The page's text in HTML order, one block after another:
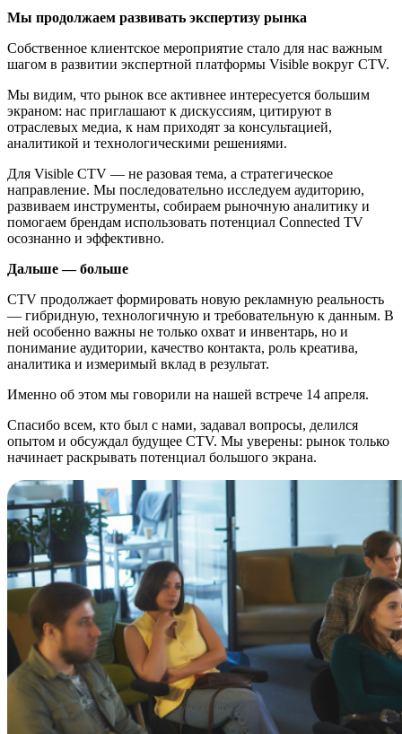
Мы продолжаем развивать экспертизу рынка
Собственное клиентское мероприятие стало для нас важным
шагом в развитии экспертной платформы Visible вокруг CTV.
Мы видим, что рынок все активнее интересуется большим
экраном: нас приглашают к дискуссиям, цитируют в
отраслевых медиа, к нам приходят за консультацией,
аналитикой и технологическими решениями.
Для Visible CTV — не разовая тема, а стратегическое
направление. Мы последовательно исследуем аудиторию,
развиваем инструменты, собираем рыночную аналитику и
помогаем брендам использовать потенциал Connected TV
осознанно и эффективно.
Дальше — больше
CTV продолжает формировать новую рекламную реальность
— гибридную, технологичную и требовательную к данным. В
ней особенно важны не только охват и инвентарь, но и
понимание аудитории, качество контакта, роль креатива,
аналитика и измеримый вклад в результат.
Именно об этом мы говорили на нашей встрече 14 апреля.
Спасибо всем, кто был с нами, задавал вопросы, делился
опытом и обсуждал будущее CTV. Мы уверены: рынок только
начинает раскрывать потенциал большого экрана.